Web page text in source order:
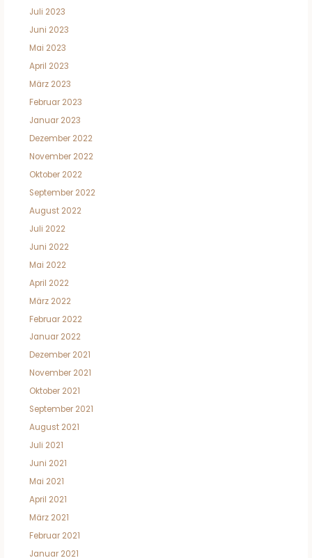
Juli 2023
Juni 2023
Mai 2023
April 2023
März 2023
Februar 2023
Januar 2023
Dezember 2022
November 2022
Oktober 2022
September 2022
August 2022
Juli 2022
Juni 2022
Mai 2022
April 2022
März 2022
Februar 2022
Januar 2022
Dezember 2021
November 2021
Oktober 2021
September 2021
August 2021
Juli 2021
Juni 2021
Mai 2021
April 2021
März 2021
Februar 2021
Januar 2021